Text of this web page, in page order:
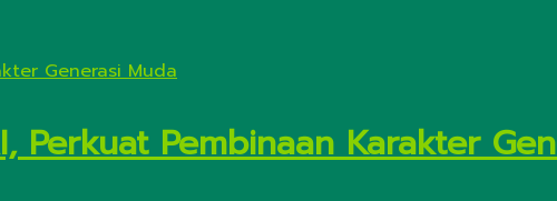
Perkuat Pembinaan Karakter